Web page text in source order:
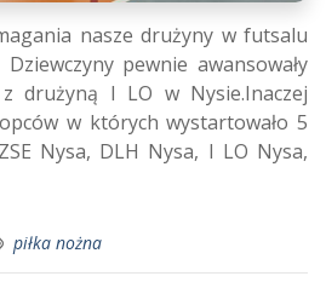
nasze drużyny w futsalu
pewnie awansowały
drużyną I LO w Nysie.Inaczej
w których wystartowało 5
Nysa, DLH Nysa, I LO Nysa,
piłka nożna